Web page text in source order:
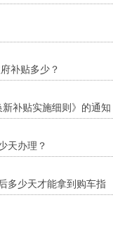
补贴多少？
补贴实施细则》的通知
天办理？
多少天才能拿到购车指